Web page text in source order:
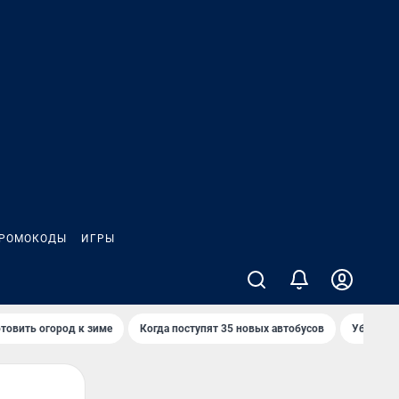
ИГРЫ
огород к зиме Когда поступят 35 новых автобусов Убийца